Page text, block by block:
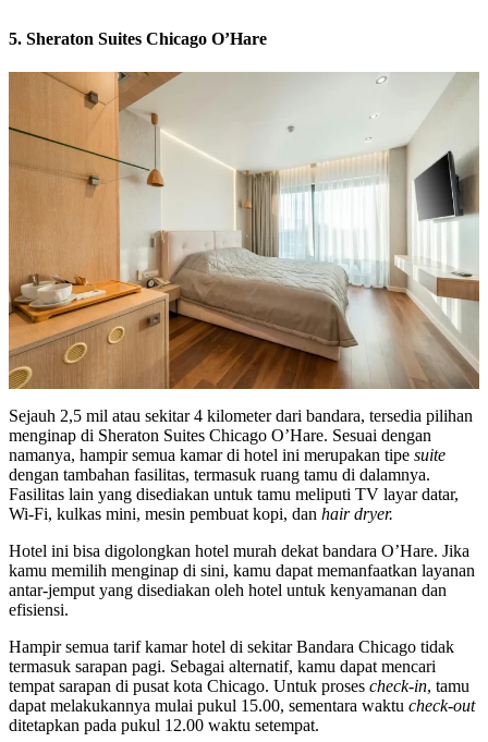
5. Sheraton Suites Chicago O’Hare
Sejauh 2,5 mil atau sekitar 4 kilometer dari bandara, tersedia pilihan
menginap di Sheraton Suites Chicago O’Hare. Sesuai dengan
namanya, hampir semua kamar di hotel ini merupakan tipe suite
dengan tambahan fasilitas, termasuk ruang tamu di dalamnya.
Fasilitas lain yang disediakan untuk tamu meliputi TV layar datar,
Wi-Fi, kulkas mini, mesin pembuat kopi, dan hair dryer.
Hotel ini bisa digolongkan hotel murah dekat bandara O’Hare. Jika
kamu memilih menginap di sini, kamu dapat memanfaatkan layanan
antar-jemput yang disediakan oleh hotel untuk kenyamanan dan
efisiensi.
Hampir semua tarif kamar hotel di sekitar Bandara Chicago tidak
termasuk sarapan pagi. Sebagai alternatif, kamu dapat mencari
tempat sarapan di pusat kota Chicago. Untuk proses check-in, tamu
dapat melakukannya mulai pukul 15.00, sementara waktu check-out
ditetapkan pada pukul 12.00 waktu setempat.